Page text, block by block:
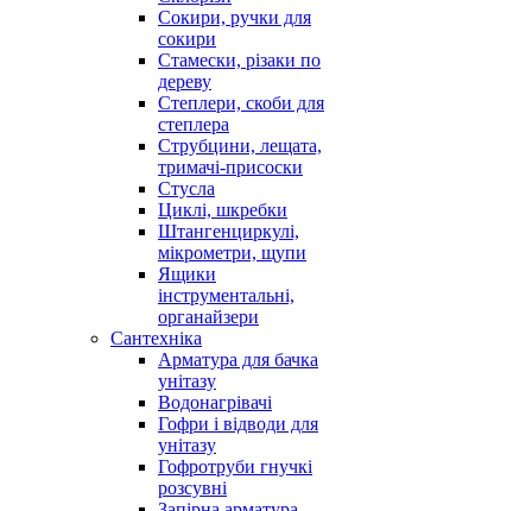
Сокири, ручки для
сокири
Стамески, різаки по
дереву
Степлери, скоби для
степлера
Струбцини, лещата,
тримачі-присоски
Стусла
Циклі, шкребки
Штангенциркулі,
мікрометри, щупи
Ящики
інструментальні,
органайзери
Сантехніка
Арматура для бачка
унітазу
Водонагрівачі
Гофри і відводи для
унітазу
Гофротруби гнучкі
розсувні